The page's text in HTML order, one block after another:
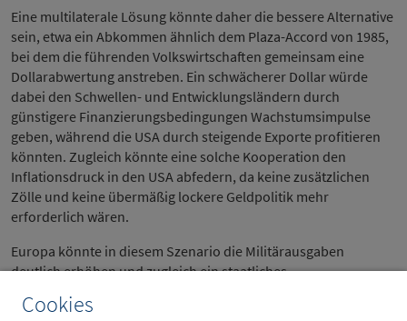
Cookies
Eine multilaterale Lösung könnte daher die bessere Alternative
sein, etwa ein Abkommen ähnlich dem Plaza-Accord von 1985,
bei dem die führenden Volkswirtschaften gemeinsam eine
Dollarabwertung anstreben. Ein schwächerer Dollar würde
dabei den Schwellen- und Entwicklungsländern durch
günstigere Finanzierungsbedingungen Wachstumsimpulse
geben, während die USA durch steigende Exporte profitieren
könnten. Zugleich könnte eine solche Kooperation den
Inflationsdruck in den USA abfedern, da keine zusätzlichen
Zölle und keine übermäßig lockere Geldpolitik mehr
erforderlich wären.
Europa könnte in diesem Szenario die Militärausgaben
deutlich erhöhen und zugleich ein staatliches
Chancen, dass Leitzinssenkungen der EZB zu einer sinkenden